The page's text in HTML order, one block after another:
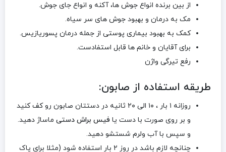
از بین برنده انواع جوش ها، آکنه و انواع جای جوش.
مک به درمان و بهبود جوش های سر سیاه.
کمک به بهبود بیماری پوستی از جمله درمان پسوریازیس.
برای آقایان و خانم ها قابل استفادست.
رفع تیرگی واژن
طریقه استفاده از صابون:
روزانه ۱ بار ، ۱۰ الی ۲۰ ثانیه در دستتان صابون رو کف کنید
و بر روی صورت با دست یا فیس براش دستی ماساژ دهید.
و سپس با آب ولرم شستشو دهید.
چنانچه لازم باشد در روز ۲ بار استفاده شود (مثلا برای پاک